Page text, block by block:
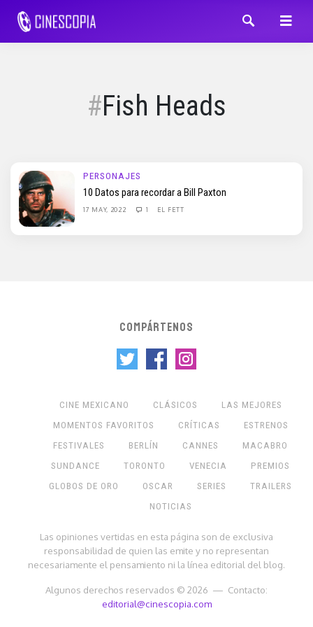
Fish Heads
PERSONAJES
10 Datos para recordar a Bill Paxton
17 MAY, 2022 1 EL FETT
COMPÁRTENOS
CINE MEXICANO CLÁSICOS
LAS MEJORES
MOMENTOS FAVORITOS
CRÍTICAS
ESTRENOS
FESTIVALES
BERLÍN CANNES
MACABRO
SUNDANCE
TORONTO VENECIA
PREMIOS
GLOBOS DE ORO
OSCAR SERIES
TRAILERS
NOTICIAS
Las opiniones vertidas en esta página son de exclusiva
responsabilidad de quien las emite y no representan
necesariamente el pensamiento ni la línea editorial del blog.
Algunos derechos reservados © 2026 — Contacto:
editorial@cinescopia.com